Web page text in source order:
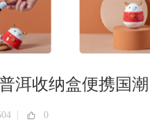
洱收纳盒便携国潮
0